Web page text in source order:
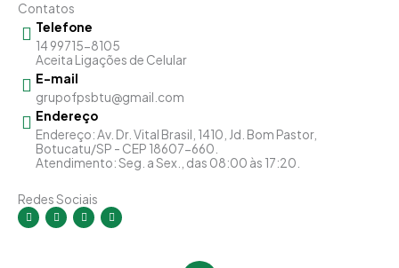
Contatos
Telefone
14 99715-8105
Aceita Ligações de Celular
E-mail
grupofpsbtu@gmail.com
Endereço
Endereço: Av. Dr. Vital Brasil, 1410, Jd. Bom Pastor,
Botucatu/SP - CEP 18607-660.
Atendimento: Seg. a Sex., das 08:00 às 17:20.
Redes Sociais
I
n
s
F
a
c
Y
o
u
L
i
n